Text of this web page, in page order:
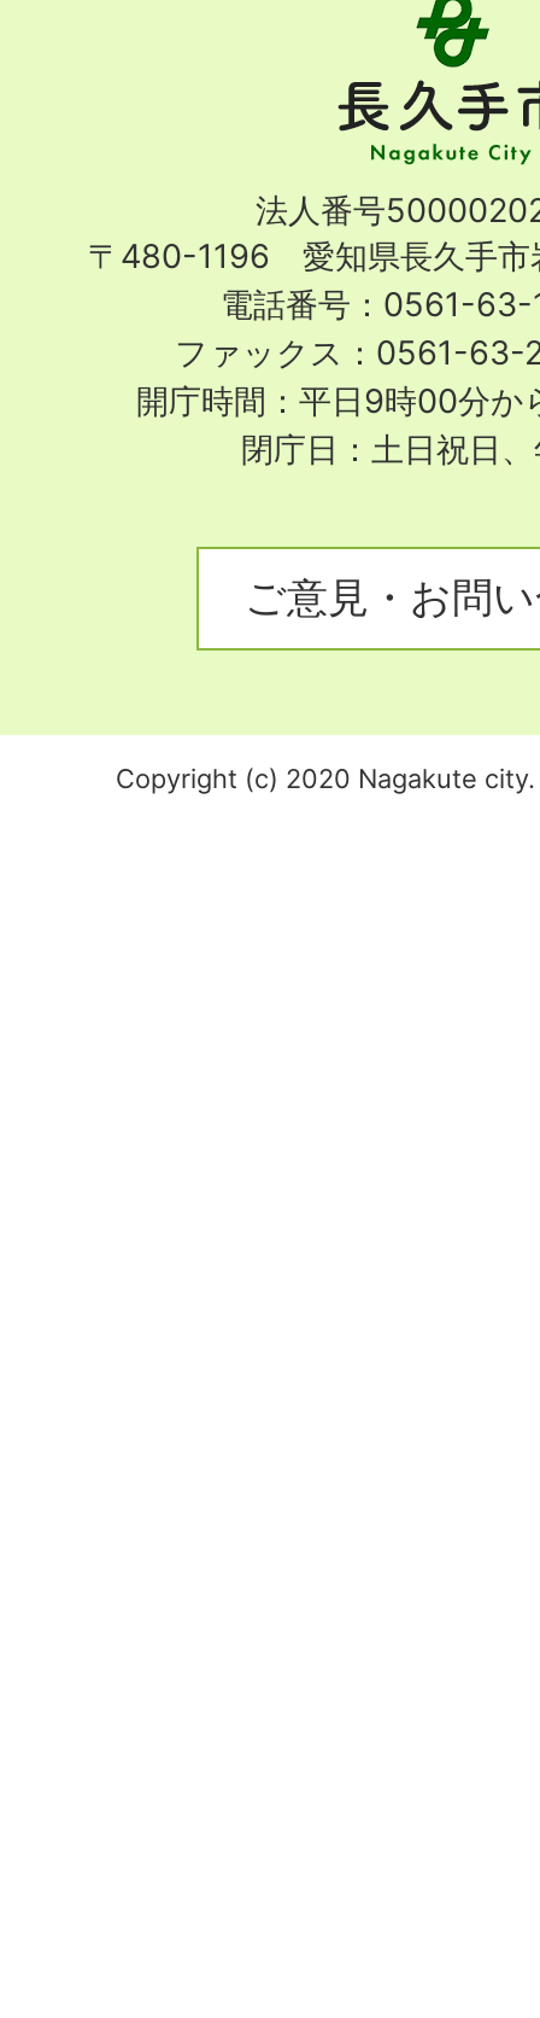
手
市
City
法人番号
〒480-1196 愛知県長久手市
電話番号：0561-63-
ファックス：0561-63-
開庁時間：平日9時00分
閉庁日：土日祝日
ご意見・お問
Copyright (c) 2020 Nagakute